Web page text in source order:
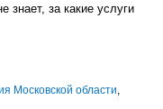
за какие услуги
Московской области